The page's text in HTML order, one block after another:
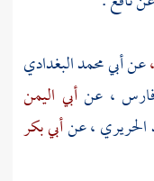
عنأبي محمد البغدادي
، عنأبي اليمن
الحريري ،عنأبي بكر